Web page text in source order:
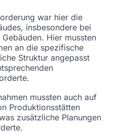
war hier die
insbesondere bei
Hier mussten
an die spezifische
Struktur angepasst
mussten auch auf
Produktionsstätten
zusätzliche Planungen